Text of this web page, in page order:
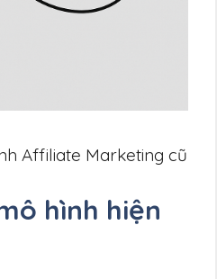
Affiliate Marketing cũ
hình hiện